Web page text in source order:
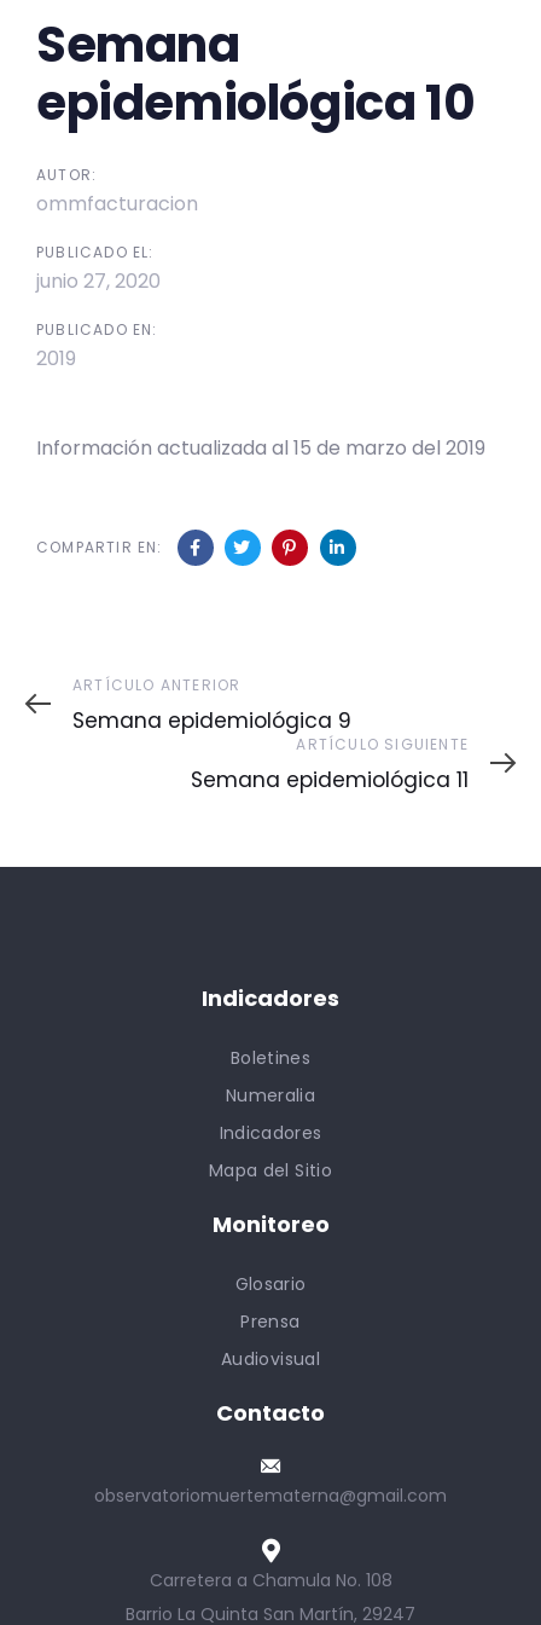
Semana
epidemiológica 10
AUTOR:
ommfacturacion
PUBLICADO EL:
junio 27, 2020
PUBLICADO EN:
2019
Información actualizada al 15 de marzo del 2019
COMPARTIR EN:
Artículo
Anterior
ARTÍCULO ANTERIOR
Semana epidemiológica 9
Siguiente
ARTÍCULO SIGUIENTE
Semana epidemiológica 11
Indicadores
Boletines
Numeralia
Indicadores
Mapa del Sitio
Monitoreo
Glosario
Prensa
Audiovisual
Contacto
observatoriomuertematerna@gmail.com
Carretera a Chamula No. 108
Barrio La Quinta San Martín, 29247